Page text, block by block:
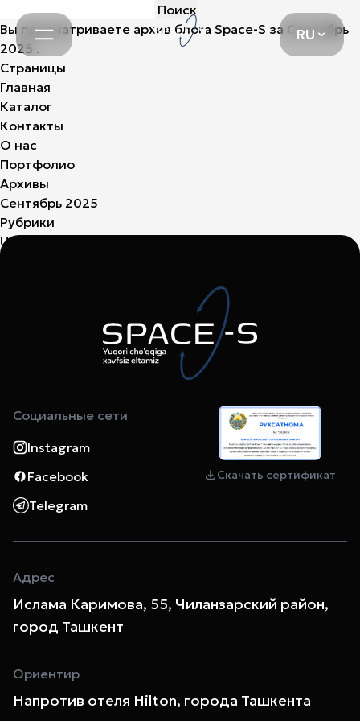
RU
Найти:
Вы просматриваете архив блога Space-S за Сентябрь
2025 .
Страницы
Главная
Каталог
Контакты
О нас
Портфолио
Архивы
Сентябрь 2025
Рубрики
Uncategorized
Социальные сети
Instagram
Facebook
Telegram
Скачать сертификат
Адрес
Ислама Каримова, 55, Чиланзарский район,
город Ташкент
Ориентир
Напротив отеля Hilton, города Ташкента